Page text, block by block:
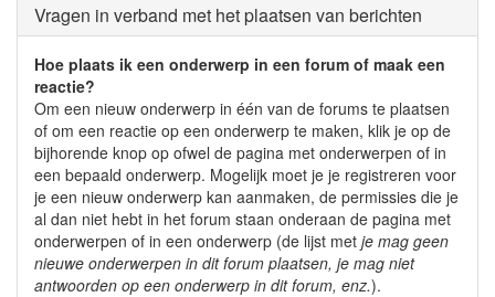
Vragen in verband met het plaatsen van berichten
Hoe plaats ik een onderwerp in een forum of maak een
reactie?
Om een nieuw onderwerp in één van de forums te plaatsen
of om een reactie op een onderwerp te maken, klik je op de
bijhorende knop op ofwel de pagina met onderwerpen of in
een bepaald onderwerp. Mogelijk moet je je registreren voor
je een nieuw onderwerp kan aanmaken, de permissies die je
al dan niet hebt in het forum staan onderaan de pagina met
onderwerpen of in een onderwerp (de lijst met je mag geen
nieuwe onderwerpen in dit forum plaatsen, je mag niet
antwoorden op een onderwerp in dit forum, enz.).